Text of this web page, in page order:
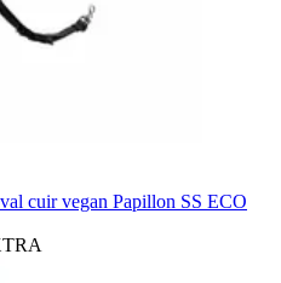
cuir vegan Papillon SS ECO